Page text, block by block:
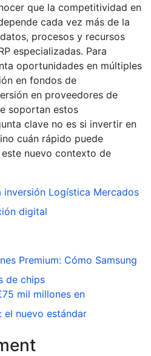
que la competitividad en
cada vez más de la
procesos y recursos
especializadas. Para
oportunidades en múltiples
en fondos de
en proveedores de
soportan estos
clave no es si invertir en
cuán rápido puede
nuevo contexto de
inversión Logística Mercados
digital
Premium: Cómo Samsung
de chips
mil millones en
el nuevo estándar